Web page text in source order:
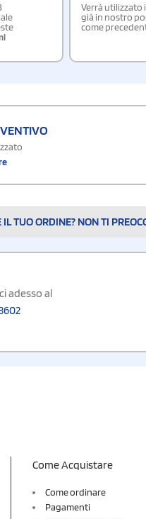
Verrà utilizzato
già in nostro
come
IL TUO ORDINE? NON TI
adesso al
Come Acquistare
Come ordinare
Pagamenti